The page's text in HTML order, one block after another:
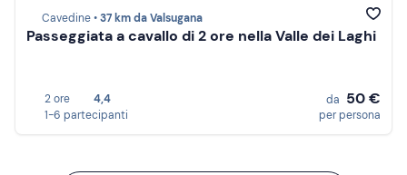
Cavedine •37 km da Valsugana
Passeggiata a cavallo di 2 ore nella Valle dei Laghi
2 ore
4,4
1-6 partecipanti
da 50 €
per persona